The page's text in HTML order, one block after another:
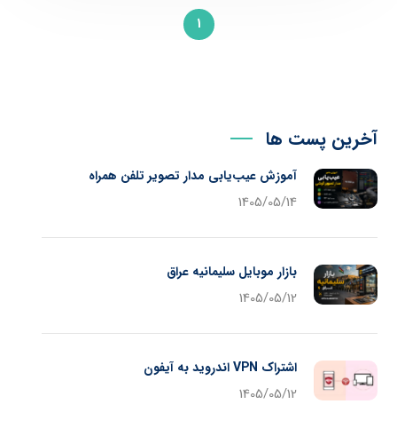
1
آخرین پست ها
آموزش عیب‌یابی مدار تصویر تلفن همراه
1405/05/14
بازار موبایل سلیمانیه عراق
1405/05/12
اشتراک VPN اندروید به آیفون
1405/05/12